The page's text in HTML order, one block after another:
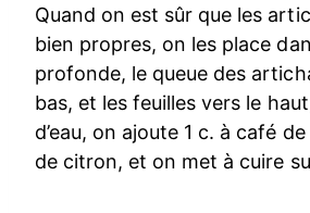
Quand on est sûr que les
bien propres, on les place
profonde, le queue des
bas, et les feuilles vers le
d’eau, on ajoute 1 c. à café
de citron, et on met à cuire